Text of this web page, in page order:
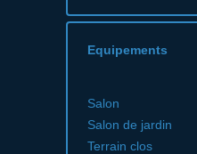
Equipements
Salon
Salon de jardin
Terrain clos